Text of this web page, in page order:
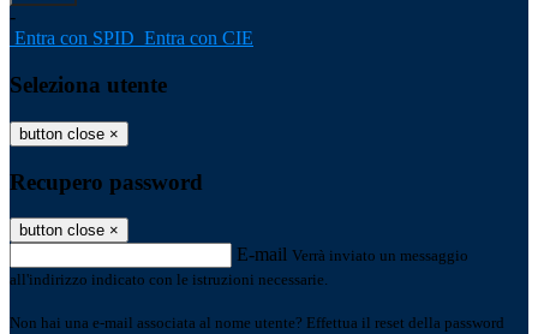
-
Entra con SPID Entra con CIE
Seleziona utente
button close ×
Recupero password
button close ×
E-mail Verrà inviato un messaggio
all'indirizzo indicato con le istruzioni necessarie.
Non hai una e-mail associata al nome utente? Effettua il reset della password